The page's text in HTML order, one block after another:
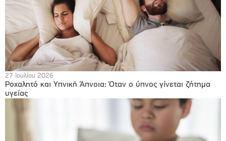
27 Ιουλίου 2026
Ροχαλητό και Υπνική Άπνοια: Όταν ο ύπνος γίνεται ζήτημα
υγείας